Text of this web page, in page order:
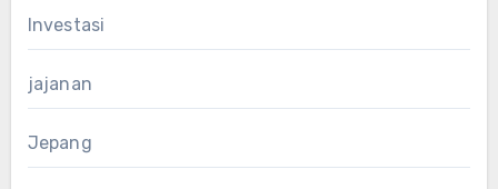
Investasi
jajanan
Jepang